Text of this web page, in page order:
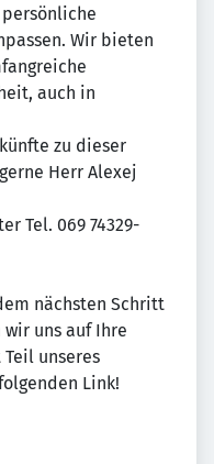
Wir bieten
auch in
zu dieser
Herr Alexej
Tel. 069 74329-
nächsten Schritt
uns auf Ihre
unseres
Link!